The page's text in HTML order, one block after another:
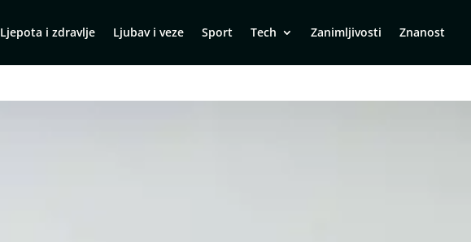
Ljepota i zdravlje Ljubav i veze Sport Tech Zanimljivosti Znanost